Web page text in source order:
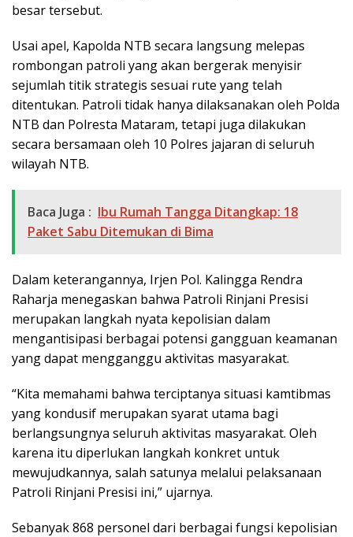
besar tersebut.
Usai apel, Kapolda NTB secara langsung melepas
rombongan patroli yang akan bergerak menyisir
sejumlah titik strategis sesuai rute yang telah
ditentukan. Patroli tidak hanya dilaksanakan oleh Polda
NTB dan Polresta Mataram, tetapi juga dilakukan
secara bersamaan oleh 10 Polres jajaran di seluruh
wilayah NTB.
Baca Juga : Ibu Rumah Tangga Ditangkap: 18
Paket Sabu Ditemukan di Bima
Dalam keterangannya, Irjen Pol. Kalingga Rendra
Raharja menegaskan bahwa Patroli Rinjani Presisi
merupakan langkah nyata kepolisian dalam
mengantisipasi berbagai potensi gangguan keamanan
yang dapat mengganggu aktivitas masyarakat.
“Kita memahami bahwa terciptanya situasi kamtibmas
yang kondusif merupakan syarat utama bagi
berlangsungnya seluruh aktivitas masyarakat. Oleh
karena itu diperlukan langkah konkret untuk
mewujudkannya, salah satunya melalui pelaksanaan
Patroli Rinjani Presisi ini,” ujarnya.
Sebanyak 868 personel dari berbagai fungsi kepolisian